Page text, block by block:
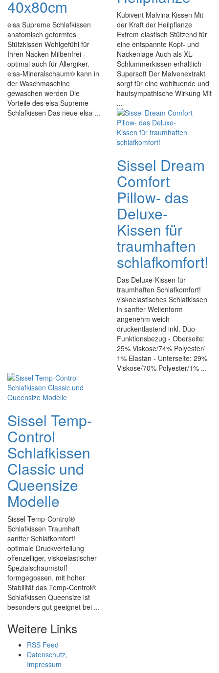
40x80cm
elsa Supreme Schlafkissen
anatomisch geformtes
Stützkissen Wohlgefühl für
Ihren Nacken Milbenfrei -
optimal auch für Allergiker.
elsa-Mineralschaum© kann in
der Waschmaschine
gewaschen werden Die
Vorteile des elsa Supreme
Schlafkissen Das neue elsa ...
Kubivent Malvina Kissen Mit
der Kraft der Heilpflanze
Extrem elastisch Stützend für
eine entspannte Kopf- und
Nackenlage Auch als XL-
Schlummerkissen erhältlich
Supersoft Der Malvenextrakt
sorgt für eine wohltuende und
hautsympathische Wirkung Mit
...
Sissel Dream
Comfort
Pillow- das
Deluxe-
Kissen für
traumhaften
schlafkomfort!
Das Deluxe-Kissen für
traumhaften Schlafkomfort!
viskoelastisches Schlafkissen
in sanfter Wellenform
angenehm weich
druckentlastend inkl. Duo-
Funktionsbezug - Oberseite:
25% Viskose/74% Polyester/
1% Elastan - Unterseite: 29%
Viskose/70% Polyester/1% ...
Sissel Temp-
Control
Schlafkissen
Classic und
Queensize
Modelle
Sissel Temp-Control®
Schlafkissen Traumhaft
sanfter Schlafkomfort!
optimale Druckverteilung
offenzelliger, viskoelastischer
Spezialschaumstoff
formgegossen, mit hoher
Stabilität das Temp-Control®
Schlafkissen Queensize ist
besonders gut geeignet bei ...
Weitere Links
RSS Feed
Datenschutz,
Impressum